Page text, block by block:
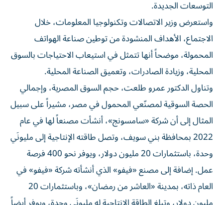
التوسعات الجديدة.
واستعرض وزير الاتصالات وتكنولوجيا المعلومات، خلال
الاجتماع، الأهداف المنشودة من توطين صناعة الهواتف
المحمولة، موضحاً أنها تتمثل في استيعاب الاحتياجات بالسوق
المحلية، وزيادة الصادرات، وتعميق الصناعة المحلية.
وتناول الدكتور عمرو طلعت، حجم السوق المصرية، وإجمالي
الحصة السوقية لمصنّعي المحمول في مصر، مشيراً على سبيل
المثال إلى أن شركة «سامسونج»، أنشأت مصنعاً لها في عام
2022 بمحافظة بني سويف، وتصل طاقته الإنتاجية إلى مليونَي
وحدة، باستثمارات 20 مليون دولار، ويوفر نحو 400 فرصة
عمل. إضافة إلى مصنع «فيفو» الذي أنشأته شركة «فيفو» في
العام ذاته، بمدينة «العاشر من رمضان»، وباستثمارات 20